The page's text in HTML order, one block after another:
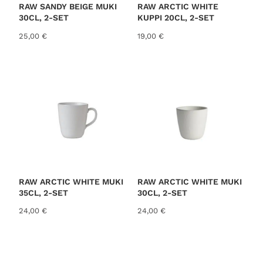
t
RAW SANDY BEIGE MUKI
30CL, 2-SET
25,00 €
RAW ARCTIC WHITE
KUPPI 20CL, 2-SET
19,00 €
RAW ARCTIC WHITE MUKI
35CL, 2-SET
24,00 €
RAW ARCTIC WHITE MUKI
30CL, 2-SET
24,00 €